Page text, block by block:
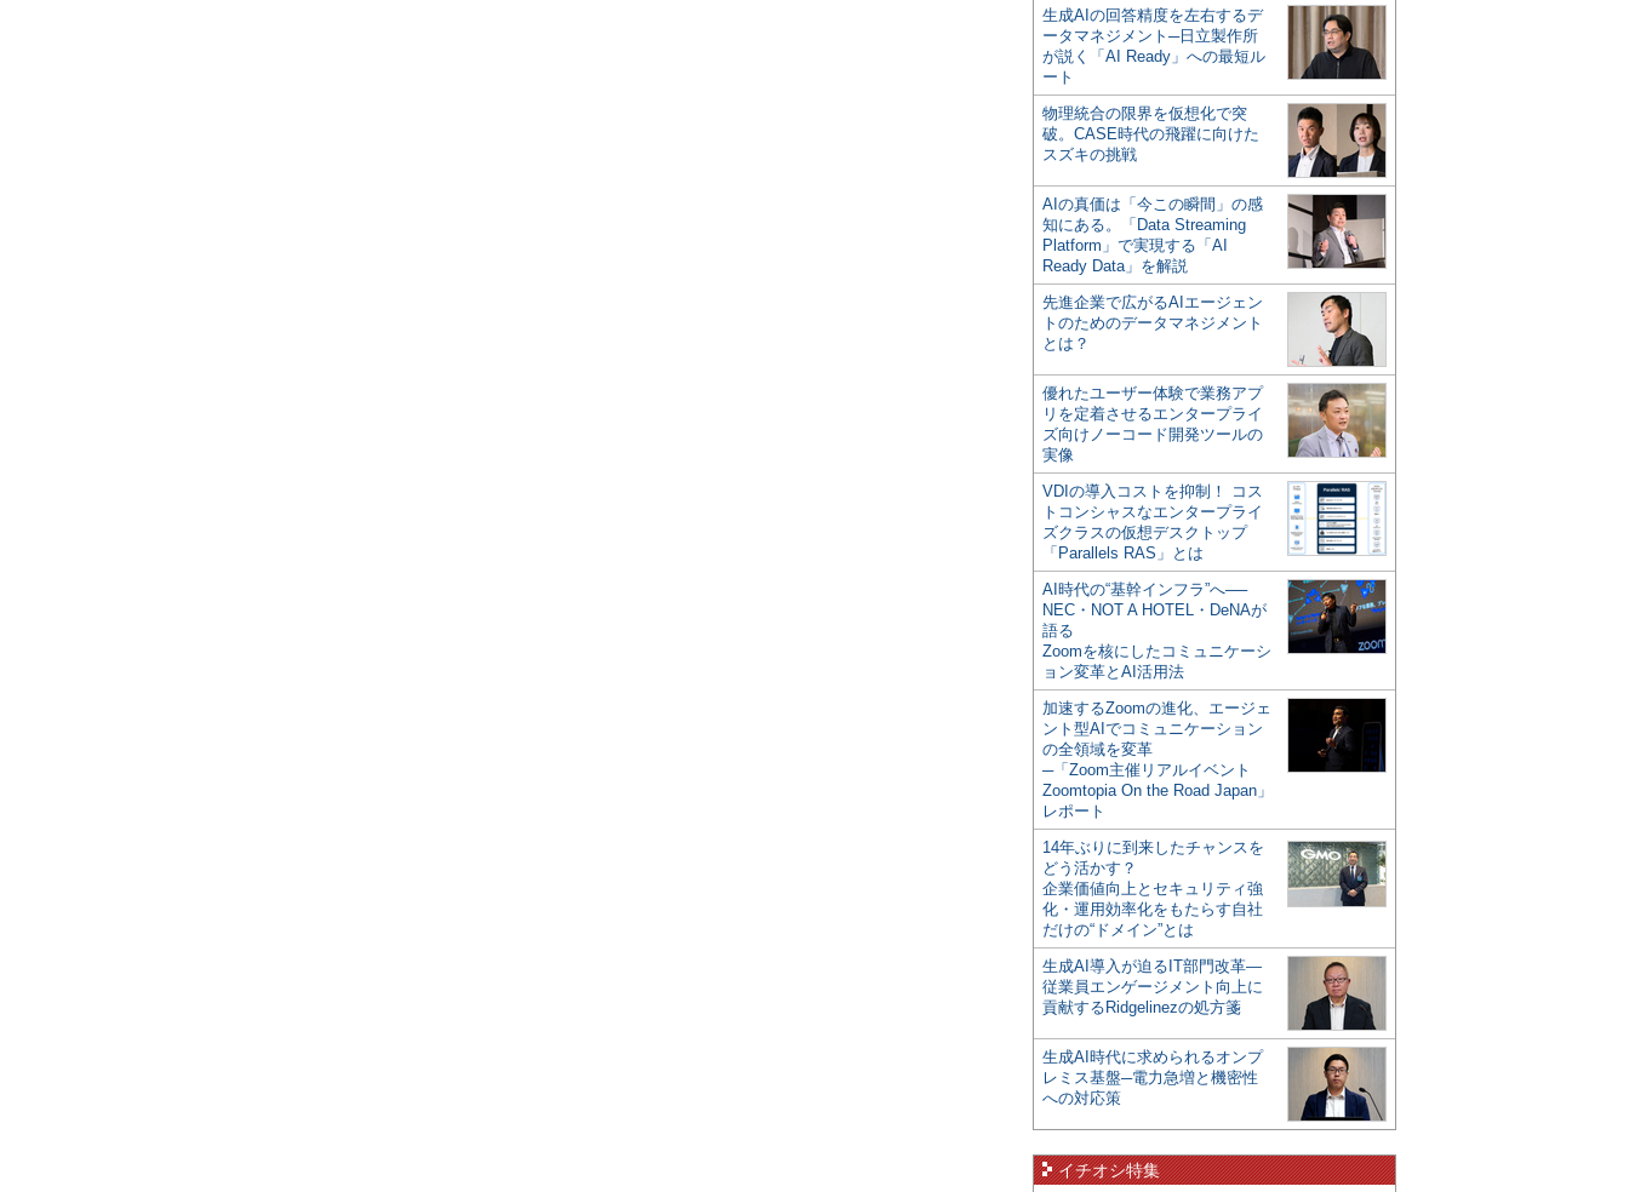
生成AIの回答精度を左右するデ
ータマネジメント─日立製作所
が説く「AI Ready」への最短ル
ート
物理統合の限界を仮想化で突
破。CASE時代の飛躍に向けた
スズキの挑戦
AIの真価は「今この瞬間」の感
知にある。「Data Streaming
Platform」で実現する「AI
Ready Data」を解説
先進企業で広がるAIエージェン
トのためのデータマネジメント
とは？
優れたユーザー体験で業務アプ
リを定着させるエンタープライ
ズ向けノーコード開発ツールの
実像
VDIの導入コストを抑制！ コス
トコンシャスなエンタープライ
ズクラスの仮想デスクトップ
「Parallels RAS」とは
AI時代の“基幹インフラ”へ──
NEC・NOT A HOTEL・DeNAが
語る
Zoomを核にしたコミュニケーシ
ョン変革とAI活用法
加速するZoomの進化、エージェ
ント型AIでコミュニケーション
の全領域を変革
─「Zoom主催リアルイベント
Zoomtopia On the Road Japan」
レポート
14年ぶりに到来したチャンスを
どう活かす？
企業価値向上とセキュリティ強
化・運用効率化をもたらす自社
だけの“ドメイン”とは
生成AI導入が迫るIT部門改革―
従業員エンゲージメント向上に
貢献するRidgelinezの処方箋
生成AI時代に求められるオンプ
レミス基盤─電力急増と機密性
への対応策
イチオシ特集